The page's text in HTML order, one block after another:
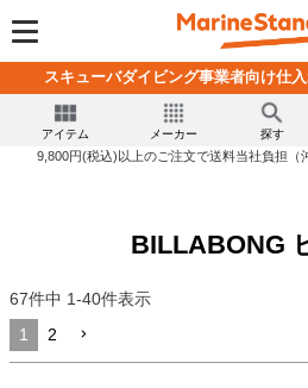
スキューバダイビング事業者向け仕
アイテム メーカー 探す
9,800円(税込)以上のご注文で送料当社負担（
BILLABONG
67件中 1-40件表示
1
2